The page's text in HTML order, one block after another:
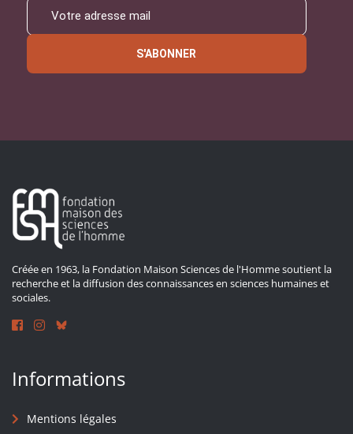
S'ABONNER
Créée en 1963, la Fondation Maison Sciences de l'Homme soutient la
recherche et la diffusion des connaissances en sciences humaines et
sociales.
Informations
Mentions légales